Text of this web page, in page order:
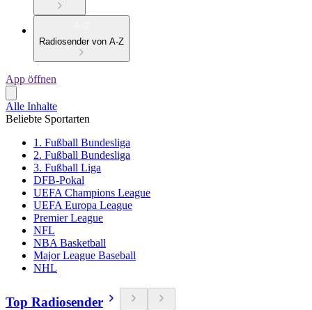
Radiosender von A-Z
App öffnen
Alle Inhalte
Beliebte Sportarten
1. Fußball Bundesliga
2. Fußball Bundesliga
3. Fußball Liga
DFB-Pokal
UEFA Champions League
UEFA Europa League
Premier League
NFL
NBA Basketball
Major League Baseball
NHL
Top Radiosender